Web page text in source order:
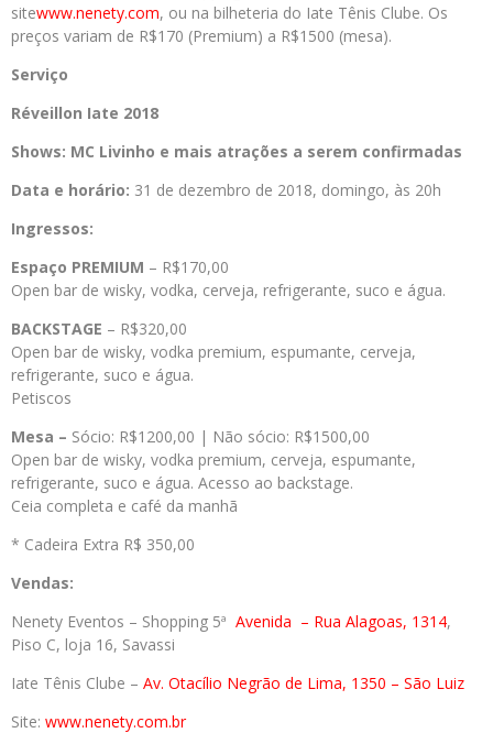
sitewww.nenety.com, ou na bilheteria do Iate Tênis Clube. Os
preços variam de R$170 (Premium) a R$1500 (mesa).
Serviço
Réveillon Iate 2018
Shows: MC Livinho e mais atrações a serem confirmadas
Data e horário: 31 de dezembro de 2018, domingo, às 20h
Ingressos:
Espaço PREMIUM – R$170,00
Open bar de wisky, vodka, cerveja, refrigerante, suco e água.
BACKSTAGE – R$320,00
Open bar de wisky, vodka premium, espumante, cerveja,
refrigerante, suco e água.
Petiscos
Mesa – Sócio: R$1200,00 | Não sócio: R$1500,00
Open bar de wisky, vodka premium, cerveja, espumante,
refrigerante, suco e água. Acesso ao backstage.
Ceia completa e café da manhã
* Cadeira Extra R$ 350,00
Vendas:
Nenety Eventos – Shopping 5ª Avenida – Rua Alagoas, 1314,
Piso C, loja 16, Savassi
Iate Tênis Clube – Av. Otacílio Negrão de Lima, 1350 – São Luiz
Site: www.nenety.com.br